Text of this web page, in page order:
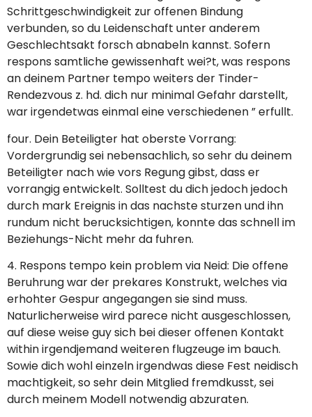
Schrittgeschwindigkeit zur offenen Bindung
verbunden, so du Leidenschaft unter anderem
Geschlechtsakt forsch abnabeln kannst. Sofern
respons samtliche gewissenhaft wei?t, was respons
an deinem Partner tempo weiters der Tinder-
Rendezvous z. hd. dich nur minimal Gefahr darstellt,
war irgendetwas einmal eine verschiedenen ” erfullt.
four. Dein Beteiligter hat oberste Vorrang:
Vordergrundig sei nebensachlich, so sehr du deinem
Beteiligter nach wie vors Regung gibst, dass er
vorrangig entwickelt. Solltest du dich jedoch jedoch
durch mark Ereignis in das nachste sturzen und ihn
rundum nicht berucksichtigen, konnte das schnell im
Beziehungs-Nicht mehr da fuhren.
4. Respons tempo kein problem via Neid: Die offene
Beruhrung war der prekares Konstrukt, welches via
erhohter Gespur angegangen sie sind muss.
Naturlicherweise wird parece nicht ausgeschlossen,
auf diese weise guy sich bei dieser offenen Kontakt
within irgendjemand weiteren flugzeuge im bauch.
Sowie dich wohl einzeln irgendwas diese Fest neidisch
machtigkeit, so sehr dein Mitglied fremdkusst, sei
durch meinem Modell notwendig abzuraten.